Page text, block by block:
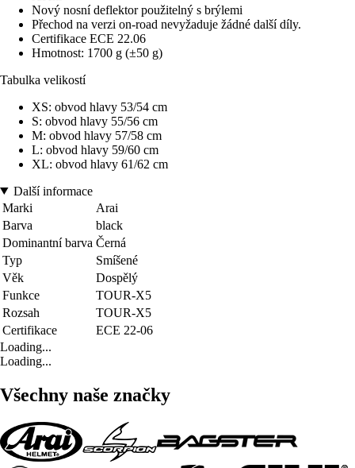
Nový nosní deflektor použitelný s brýlemi
Přechod na verzi on-road nevyžaduje žádné další díly.
Certifikace ECE 22.06
Hmotnost: 1700 g (±50 g)
Tabulka velikostí
XS: obvod hlavy 53/54 cm
S: obvod hlavy 55/56 cm
M: obvod hlavy 57/58 cm
L: obvod hlavy 59/60 cm
XL: obvod hlavy 61/62 cm
Další informace
Marki
Arai
Barva
black
Dominantní barva Černá
Typ
Smíšené
Věk
Dospělý
Funkce
TOUR-X5
Rozsah
TOUR-X5
Certifikace
ECE 22-06
Loading...
Loading...
Všechny naše značky